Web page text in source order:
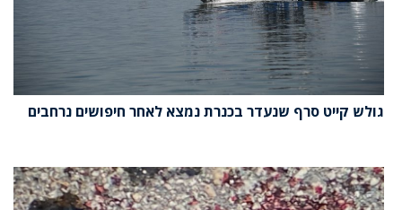
גולש קייט סרף שנעדר בכנרת נמצא לאחר חיפושים נרחבים